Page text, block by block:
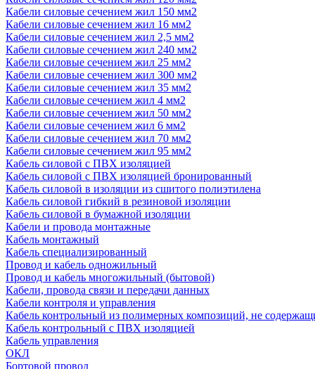
Кабели силовые сечением жил 150 мм2
Кабели силовые сечением жил 16 мм2
Кабели силовые сечением жил 2,5 мм2
Кабели силовые сечением жил 240 мм2
Кабели силовые сечением жил 25 мм2
Кабели силовые сечением жил 300 мм2
Кабели силовые сечением жил 35 мм2
Кабели силовые сечением жил 4 мм2
Кабели силовые сечением жил 50 мм2
Кабели силовые сечением жил 6 мм2
Кабели силовые сечением жил 70 мм2
Кабели силовые сечением жил 95 мм2
Кабель силовой с ПВХ изоляцией
Кабель силовой с ПВХ изоляцией бронированный
Кабель силовой в изоляции из сшитого полиэтилена
Кабель силовой гибкий в резиновой изоляции
Кабель силовой в бумажной изоляции
Кабели и провода монтажные
Кабель монтажный
Кабель специализированный
Провод и кабель одножильный
Провод и кабель многожильный (бытовой)
Кабели, провода связи и передачи данных
Кабели контроля и управления
Кабель контрольный из полимерных композиций, не
Кабель контрольный с ПВХ изоляцией
Кабель управления
ОКЛ
Бортовой провод